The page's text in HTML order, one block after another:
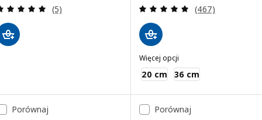
Recenzja: 5 z 5 gwiazdki. Łączna liczba recenzji:
(5) Recenzja: 4.9
(467)
Więcej opcji
BLANDA BLANK
20 cm 36 cm
Porównaj Porównaj